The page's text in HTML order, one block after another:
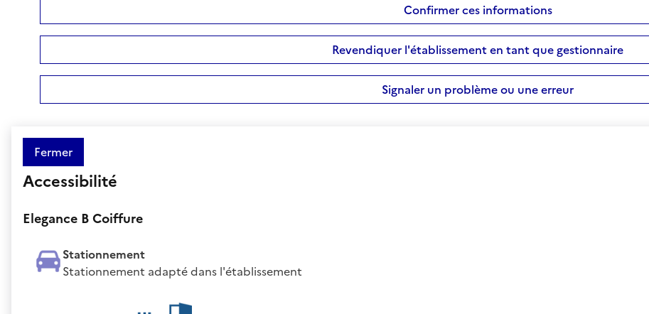
Confirmer ces informations
Revendiquer l'établissement en tant que gestionnaire
Signaler un problème ou une erreur
Fermer
Accessibilité
Elegance B Coiffure
Stationnement
Stationnement adapté dans l'établissement